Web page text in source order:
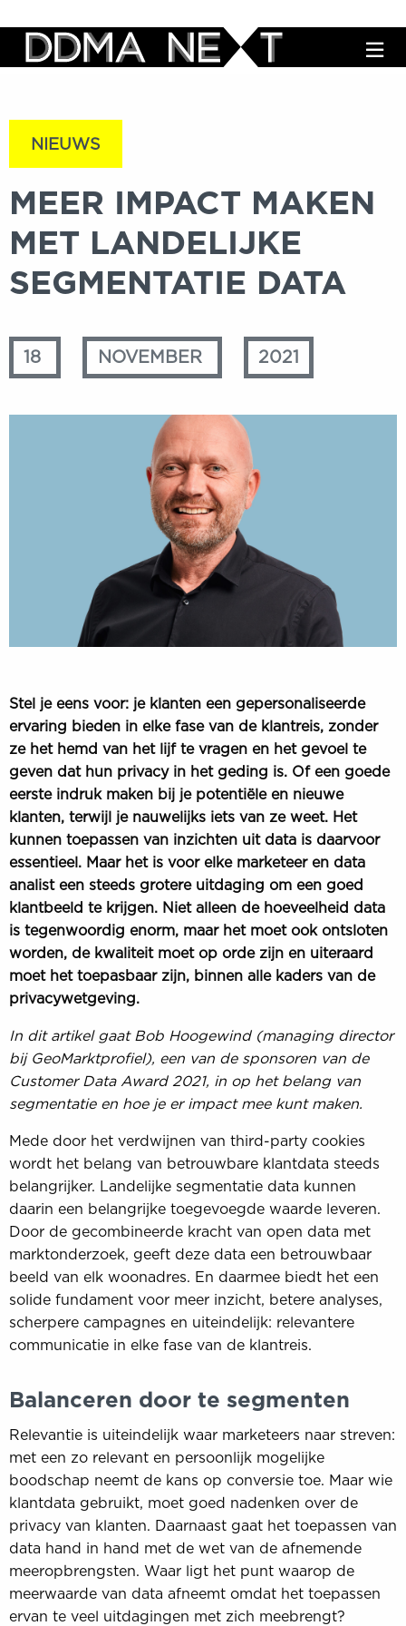
NIEUWS
MEER IMPACT MAKEN
MET LANDELIJKE
SEGMENTATIE DATA
18 NOVEMBER 2021
Stel je eens voor: je klanten een gepersonaliseerde
ervaring bieden in elke fase van de klantreis, zonder
ze het hemd van het lijf te vragen en het gevoel te
geven dat hun privacy in het geding is. Of een goede
eerste indruk maken bij je potentiële en nieuwe
klanten, terwijl je nauwelijks iets van ze weet. Het
kunnen toepassen van inzichten uit data is daarvoor
essentieel. Maar het is voor elke marketeer en data
analist een steeds grotere uitdaging om een goed
klantbeeld te krijgen. Niet alleen de hoeveelheid data
is tegenwoordig enorm, maar het moet ook ontsloten
worden, de kwaliteit moet op orde zijn en uiteraard
moet het toepasbaar zijn, binnen alle kaders van de
privacywetgeving.
In dit artikel gaat Bob Hoogewind (managing director
bij GeoMarktprofiel), een van de sponsoren van de
Customer Data Award 2021, in op het belang van
segmentatie en hoe je er impact mee kunt maken.
Mede door het verdwijnen van third-party cookies
wordt het belang van betrouwbare klantdata steeds
belangrijker. Landelijke segmentatie data kunnen
daarin een belangrijke toegevoegde waarde leveren.
Door de gecombineerde kracht van open data met
marktonderzoek, geeft deze data een betrouwbaar
beeld van elk woonadres. En daarmee biedt het een
solide fundament voor meer inzicht, betere analyses,
scherpere campagnes en uiteindelijk: relevantere
communicatie in elke fase van de klantreis.
Balanceren door te segmenten
Relevantie is uiteindelijk waar marketeers naar streven:
met een zo relevant en persoonlijk mogelijke
boodschap neemt de kans op conversie toe. Maar wie
klantdata gebruikt, moet goed nadenken over de
privacy van klanten. Daarnaast gaat het toepassen van
data hand in hand met de wet van de afnemende
meeropbrengsten. Waar ligt het punt waarop de
meerwaarde van data afneemt omdat het toepassen
ervan te veel uitdagingen met zich meebrengt?